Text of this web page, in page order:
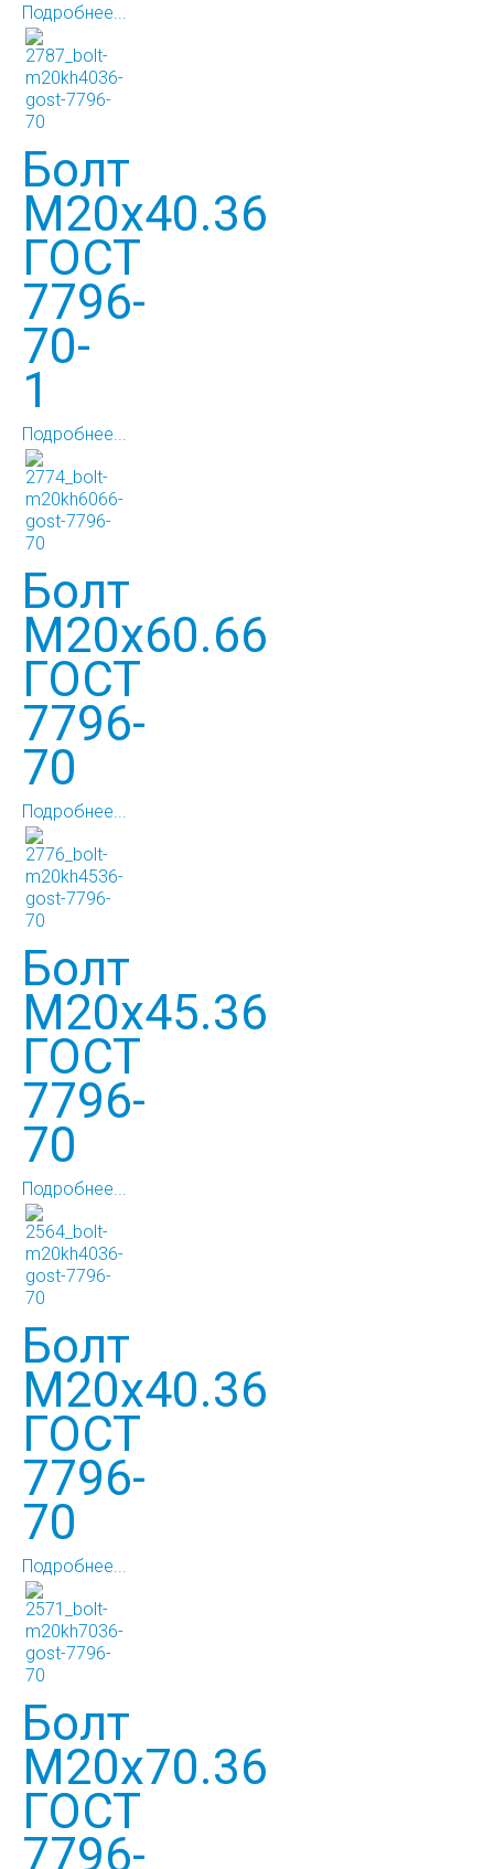
Подробнее...
Болт
М20х40.36
ГОСТ
7796-
70-
1
Подробнее...
Болт
М20х60.66
ГОСТ
7796-
70
Подробнее...
Болт
М20х45.36
ГОСТ
7796-
70
Подробнее...
Болт
М20х40.36
ГОСТ
7796-
70
Подробнее...
Болт
М20х70.36
ГОСТ
7796-